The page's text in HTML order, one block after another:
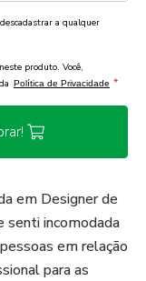
a qualquer
produto. Você,
Política de Privacidade *
em Designer de
senti incomodada
em relação
para as